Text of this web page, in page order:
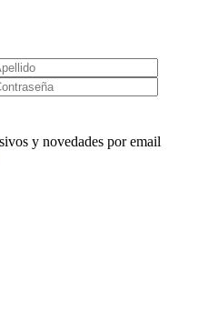
y novedades por email